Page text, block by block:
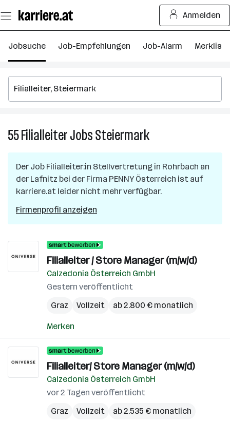
Seiteninhalt
springen
Anmelden
Jobsuche Job-Empfehlungen Job-Alarm Merkliste
55FilialleiterJobsSteiermark55
in
Steiermark
Der Job Filialleiter:in Stellvertretung in Rohrbach an
der Lafnitz bei der Firma PENNY Österreich ist auf
karriere.at leider nicht mehr verfügbar.
Firmenprofil anzeigen
Filialleiter / Store Manager (m/w/d)
Calzedonia Österreich GmbH
Gestern veröffentlicht
Graz
Vollzeit ab 2.800 € monatlich
Merken
Filialleiter/ Store Manager (m/w/d)
Calzedonia Österreich GmbH
vor 2 Tagen veröffentlicht
Graz
Vollzeit ab 2.535 € monatlich